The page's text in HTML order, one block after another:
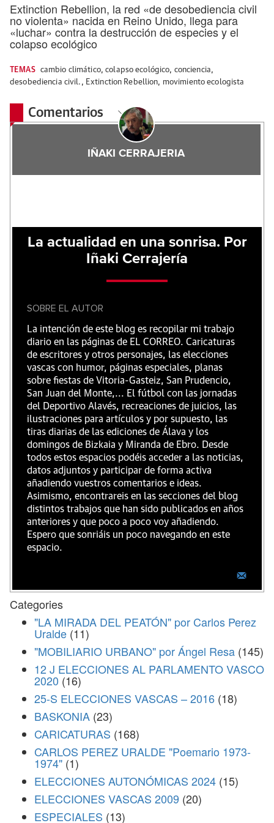
Extinction Rebellion, la red «de desobediencia civil
no violenta» nacida en Reino Unido, llega para
«luchar» contra la destrucción de especies y el
colapso ecológico
TEMAS cambio climático,colapso ecológico, conciencia,
desobediencia civil. , Extinction Rebellion, movimiento ecologista
Comentarios
IÑAKI CERRAJERIA
La actualidad en una sonrisa. Por
Iñaki Cerrajería
SOBRE EL AUTOR
La intención de este blog es recopilar mi trabajo
diario en las páginas de EL CORREO. Caricaturas
de escritores y otros personajes, las elecciones
vascas con humor, páginas especiales, planas
sobre fiestas de Vitoria-Gasteiz, San Prudencio,
San Juan del Monte,... El fútbol con las jornadas
del Deportivo Alavés, recreaciones de juicios, las
ilustraciones para artículos y por supuesto, las
tiras diarias de las ediciones de Álava y los
domingos de Bizkaia y Miranda de Ebro. Desde
todos estos espacios podéis acceder a las noticias,
datos adjuntos y participar de forma activa
añadiendo vuestros comentarios e ideas.
Asimismo, encontrareis en las secciones del blog
distintos trabajos que han sido publicados en años
anteriores y que poco a poco voy añadiendo.
Espero que sonriáis un poco navegando en este
espacio.
Categories
"LA MIRADA DEL PEATÓN" por Carlos Perez
Uralde (11)
"MOBILIARIO URBANO" por Ángel Resa (145)
12 J ELECCIONES AL PARLAMENTO VASCO
2020 (16)
25-S ELECCIONES VASCAS – 2016 (18)
BASKONIA (23)
CARICATURAS (168)
CARLOS PEREZ URALDE "Poemario 1973-
1974" (1)
ELECCIONES AUTONÓMICAS 2024 (15)
ELECCIONES VASCAS 2009 (20)
ESPECIALES (13)